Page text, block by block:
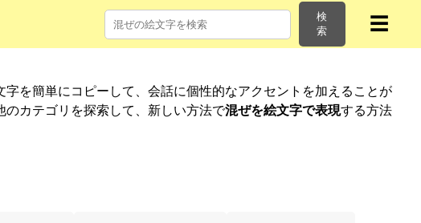
検
索
☰
を簡単にコピーして、会話に個性的なアクセントを加えることが
カテゴリを探索して、新しい方法で混ぜを絵文字で表現する方法